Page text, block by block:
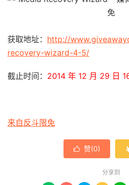
获取地址： http://
recovery-wizard-4-5/
截止时间： 2014 年 12 月 29 日
来自反斗限免
 赞(0)
分享到